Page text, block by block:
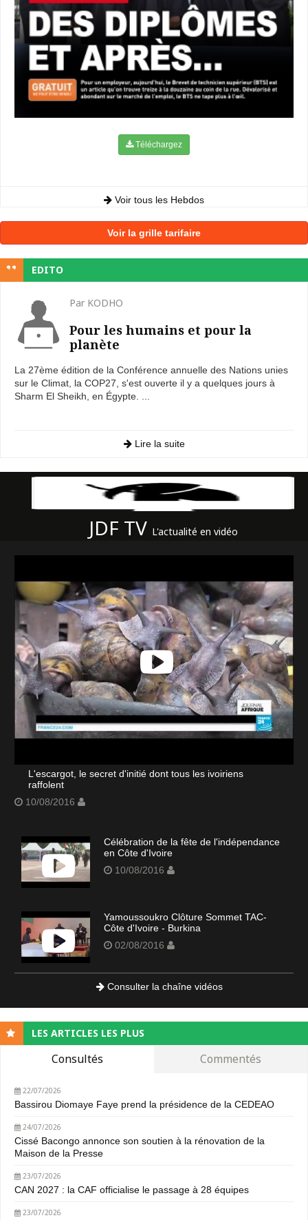
Téléchargez
Voir tous les Hebdos
Voir la grille tarifaire
EDITO
Par KODHO
Pour les humains et pour la
planète
La 27ème édition de la Conférence annuelle des Nations unies
sur le Climat, la COP27, s'est ouverte il y a quelques jours à
Sharm El Sheikh, en Égypte. ...
Lire la suite
JDF TV L'actualité en vidéo
L'escargot, le secret d'initié dont tous les ivoiriens
raffolent
10/08/2016
Célébration de la fête de l'indépendance
en Côte d'Ivoire
10/08/2016
Yamoussoukro Clôture Sommet TAC-
Côte d'Ivoire - Burkina
02/08/2016
Consulter la chaîne vidéos
LES ARTICLES LES PLUS
Consultés Commentés
22/07/2026
Bassirou Diomaye Faye prend la présidence de la CEDEAO
24/07/2026
Cissé Bacongo annonce son soutien à la rénovation de la
Maison de la Presse
23/07/2026
CAN 2027 : la CAF officialise le passage à 28 équipes
23/07/2026